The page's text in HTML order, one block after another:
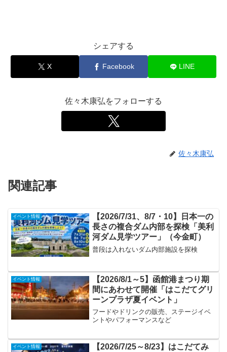
シェアする
X Facebook LINE
佐々木康弘をフォローする
佐々木康弘
関連記事
イベント情報
【2026/7/31、8/7・10】日本一の
長さの複合ダム内部を探検「美利
河ダム見学ツアー」（今金町）
普段は入れないダム内部施設を探検
イベント情報
【2026/8/1～5】函館港まつり期
間にあわせて開催「はこだてグリ
ーンプラザ夏イベント」
フードやドリンクの販売、ステージイベ
ントやパフォーマンスなど
イベント情報
【2026/7/25～8/23】はこだてみ